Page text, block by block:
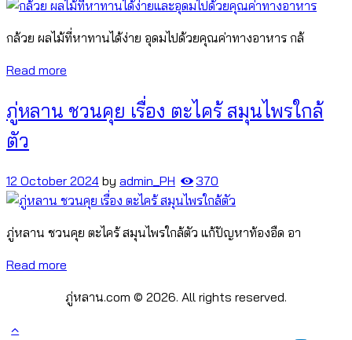
กล้วย ผลไม้ที่หาทานได้ง่าย อุดมไปด้วยคุณค่าทางอาหาร กล้
Read more
ภู่หลาน ชวนคุย เรื่อง ตะไคร้ สมุนไพรใกล้
ตัว
12 October 2024 by admin_PH 370
ภู่หลาน ชวนคุย ตะไคร้ สมุนไพรใกล้ตัว แก้ปัญหาท้องอืด อา
Read more
ภู่หลาน.com © 2026. All rights reserved.